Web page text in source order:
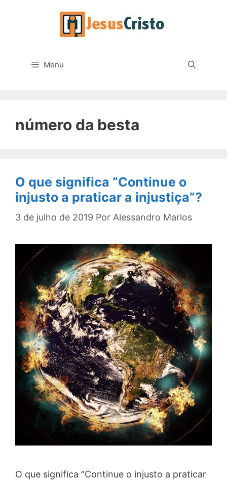
Menu
número da besta
O que significa “Continue o
injusto a praticar a injustiça”?
3 de julho de 2019 Por Alessandro Marlos
O que significa “Continue o injusto a praticar